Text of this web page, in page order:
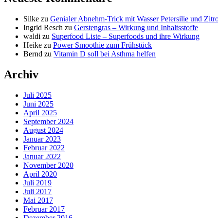
Silke zu Genialer Abnehm-Trick mit Wasser Petersilie und
Ingrid Resch zu Gerstengras – Wirkung und Inhaltsstoffe
waldi zu Superfood Liste – Superfoods und ihre Wirkung
Heike zu Power Smoothie zum Frühstück
Bernd zu Vitamin D soll bei Asthma helfen
Archiv
Juli 2025
Juni 2025
April 2025
September 2024
August 2024
Januar 2023
Februar 2022
Januar 2022
November 2020
April 2020
Juli 2019
Juli 2017
Mai 2017
Februar 2017